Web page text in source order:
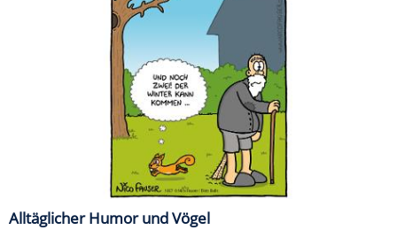
Alltäglicher Humor und Vögel